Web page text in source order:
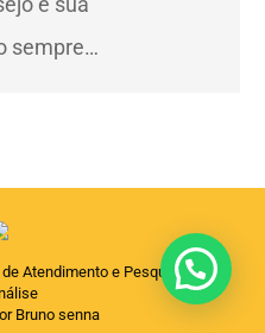
sempre…
Atendimento e Pesquisas em
Bruno senna